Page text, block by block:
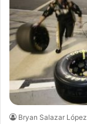
Bryan Salazar López